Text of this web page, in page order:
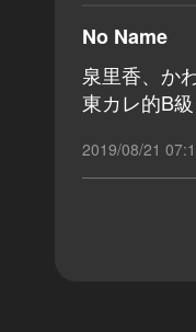
No Name
泉里香、か
東カレ的B
2019/08/21